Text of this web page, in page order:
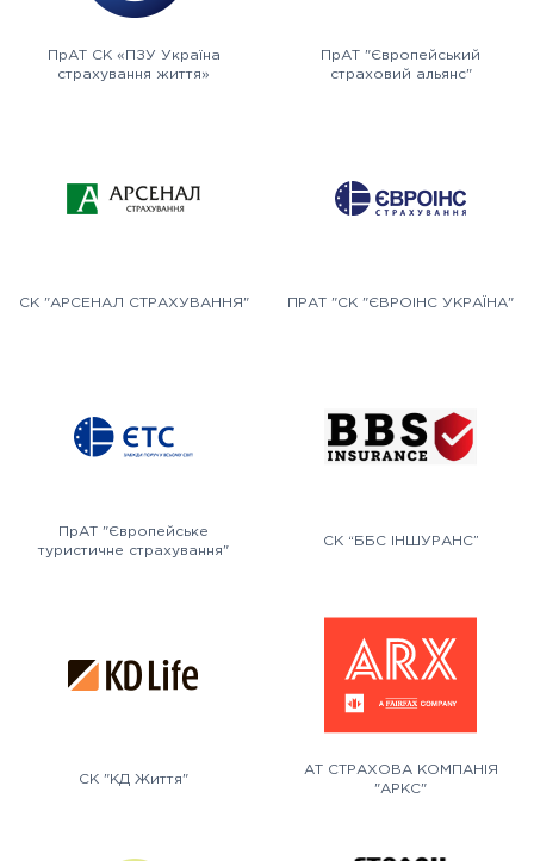
ПрАТ СК «ПЗУ Україна
страхування життя»
ПрАТ "Європейський
страховий альянс"
СК "АРСЕНАЛ СТРАХУВАННЯ" ПРАТ "СК "ЄВРОІНС УКРАЇНА"
ПрАТ "Європейське
туристичне страхування"
СК “ББС ІНШУРАНС”
СК "КД Життя"
АТ СТРАХОВА КОМПАНІЯ
"АРКС"